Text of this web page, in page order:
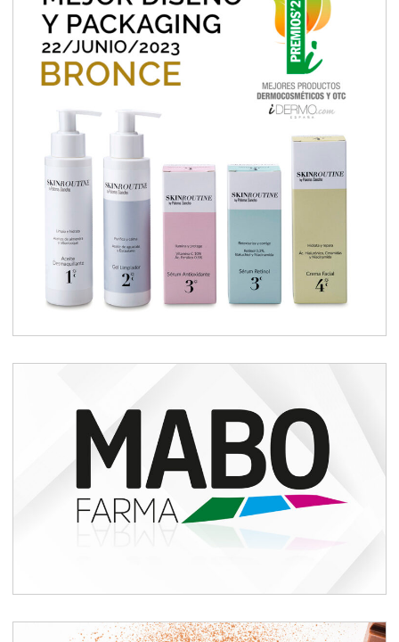
Branding rutina de belleza
Branding Laboratorio
Farmacéutico